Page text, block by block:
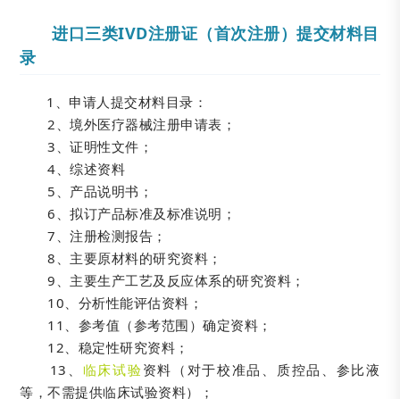
进口三类IVD注册证（首次注册）提交材料目
录
1、申请人提交材料目录：
2、境外医疗器械注册申请表；
3、证明性文件；
4、综述资料
5、产品说明书；
6、拟订产品标准及标准说明；
7、注册检测报告；
8、主要原材料的研究资料；
9、主要生产工艺及反应体系的研究资料；
10、分析性能评估资料；
11、参考值（参考范围）确定资料；
12、稳定性研究资料；
13、 临床试验资料（对于校准品、质控品、参比液
等，不需提供临床试验资料）；